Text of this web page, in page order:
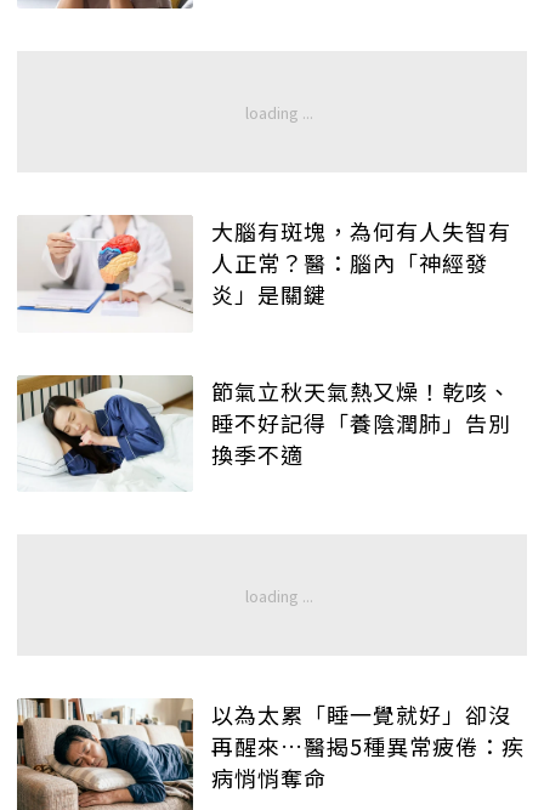
大腦有斑塊，為何有人失智有
人正常？醫：腦內「神經發
炎」是關鍵
節氣立秋天氣熱又燥！乾咳、
睡不好記得「養陰潤肺」告別
換季不適
以為太累「睡一覺就好」卻沒
再醒來…醫揭5種異常疲倦：疾
病悄悄奪命